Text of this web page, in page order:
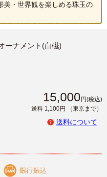
美・世界観を楽しめる珠玉の
ーナメント(白磁)
15,000 円(税込)
送料 1,100円
（東京まで）
送料について